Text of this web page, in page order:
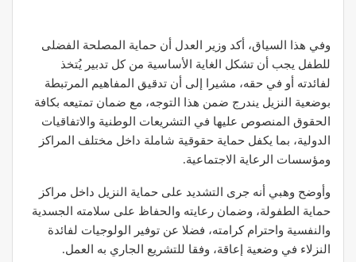
وفي هذا السياق، أكد وزير العدل أن حماية المصلحة الفضلى
للطفل يجب أن تشكل الغاية الأساسية من كل تدبير يُتخذ
لفائدته أو في حقه، مشيرا إلى أن تدقيق المفاهيم المرتبطة
بوضعية النزيل يندرج ضمن هذا التوجه، مع ضمان تمتيعه بكافة
الحقوق المنصوص عليها في التشريعات الوطنية والاتفاقيات
الدولية، بما يكفل حماية حقوقية شاملة داخل مختلف المراكز
ومؤسسات الرعاية الاجتماعية.
وأوضح وهبي أنه جرى التشديد على حماية النزيل داخل مراكز
حماية الطفولة، وضمان رعايته والحفاظ على سلامته الجسدية
والنفسية واحترام كرامته، فضلا عن توفير الولوجيات لفائدة
النزلاء في وضعية إعاقة، وفقا للتشريع الجاري به العمل.